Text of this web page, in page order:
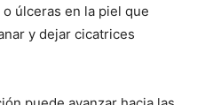
úlceras en la piel que
y dejar cicatrices